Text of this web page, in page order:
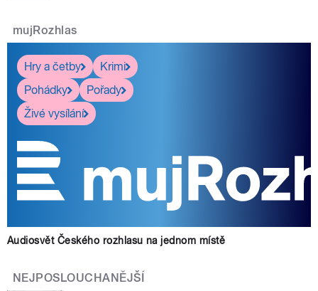
mujRozhlas
Hry a četby
Krimi
Pohádky
Pořady
Živé vysílání
Audiosvět Českého rozhlasu na jednom místě
NEJPOSLOUCHANĚJŠÍ